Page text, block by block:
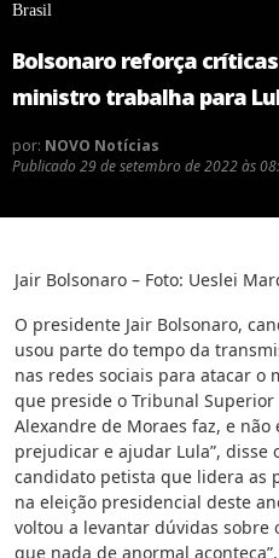
Brasil
Bolsonaro reforça
ministro trabalha para
por: NOVO Notícias
Publicado 29 de setembro de 2022 às
Jair Bolsonaro – Foto: Ueslei
O presidente Jair Bolsonaro,
usou parte do tempo da
nas redes sociais para atacar o
que preside o Tribunal Superior
Alexandre de Moraes faz, e não
prejudicar e ajudar Lula”, disse
candidato petista que lidera as
na eleição presidencial deste
voltou a levantar dúvidas sobre
que nada de anormal